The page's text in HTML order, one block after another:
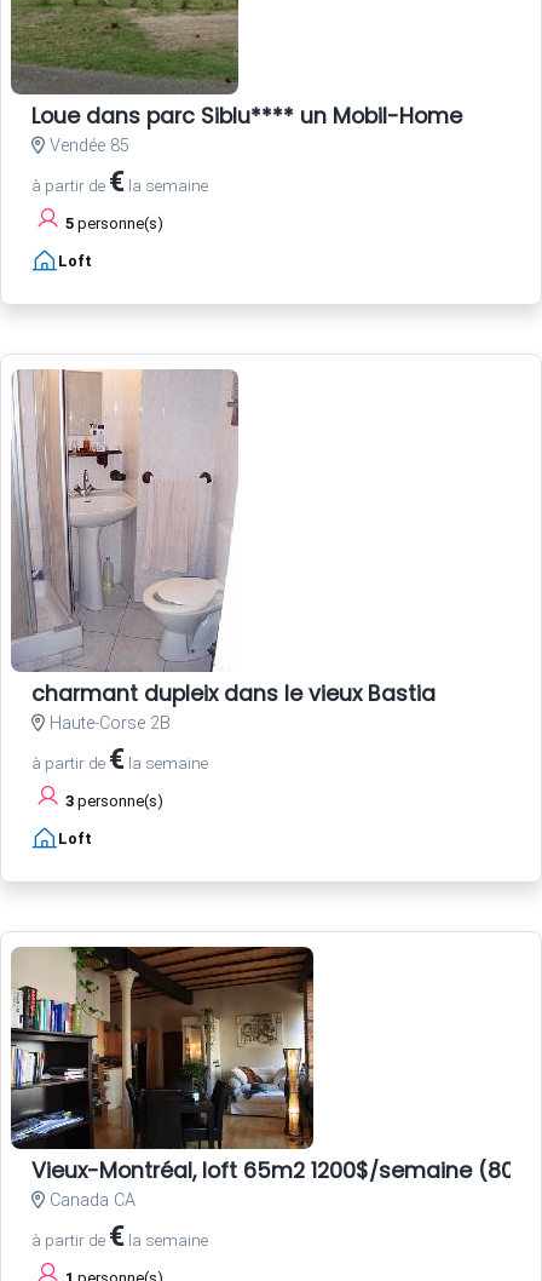
Loue dans parc Siblu**** un Mobil-Home
Vendée 85
à partir de € la semaine
5 personne(s)
Loft
charmant dupleix dans le vieux Bastia
Haute-Corse 2B
à partir de € la semaine
3 personne(s)
Loft
Vieux-Montréal, loft 65m2 1200$/semaine
Canada CA
à partir de € la semaine